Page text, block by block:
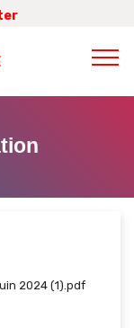
2024 (1).pdf